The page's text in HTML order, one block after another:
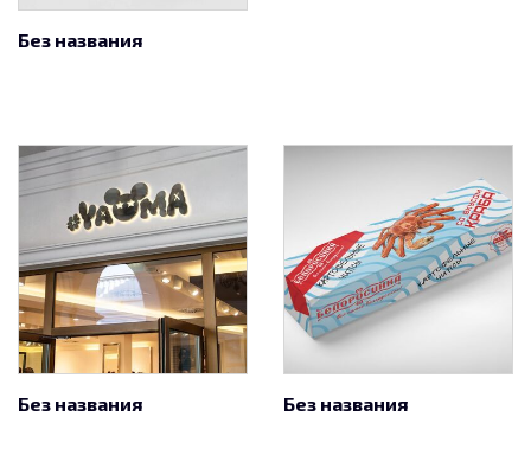
Без названия
Без названия Без названия